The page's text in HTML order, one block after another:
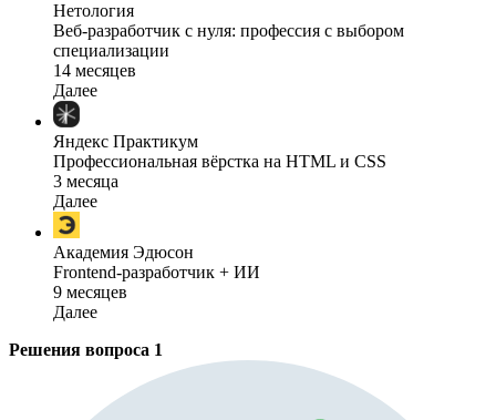
Нетология
Веб-разработчик с нуля: профессия с выбором
специализации
14 месяцев
Далее
Яндекс Практикум
Профессиональная вёрстка на HTML и CSS
3 месяца
Далее
Академия Эдюсон
Frontend-разработчик + ИИ
9 месяцев
Далее
Решения вопроса 1